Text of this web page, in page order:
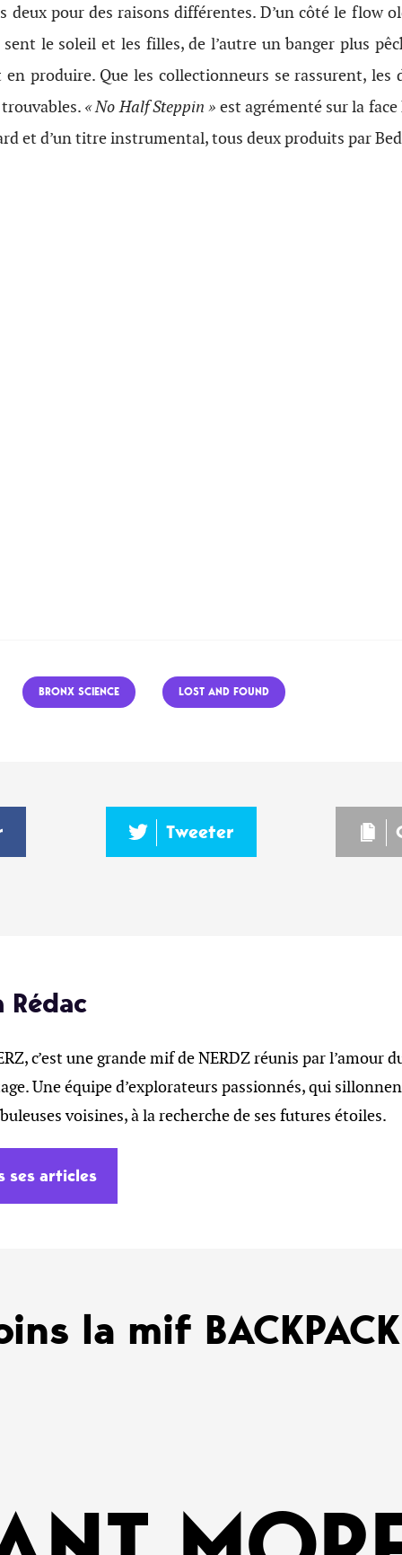
deux pour des raisons différentes. D’un côté le flow
le soleil et les filles, de l’autre un banger plus
en produire. Que les collectionneurs se rassurent, les
« No Half Steppin » est agrémenté sur la face
et d’un titre instrumental, tous deux produits par
BRONX SCIENCE LOST AND FOUND
Tweeter
Rédac
c’est une grande mif de NERDZ réunis par l’amour
Une équipe d’explorateurs passionnés, qui
voisines, à la recherche de ses futures étoiles.
ses articles
la mif